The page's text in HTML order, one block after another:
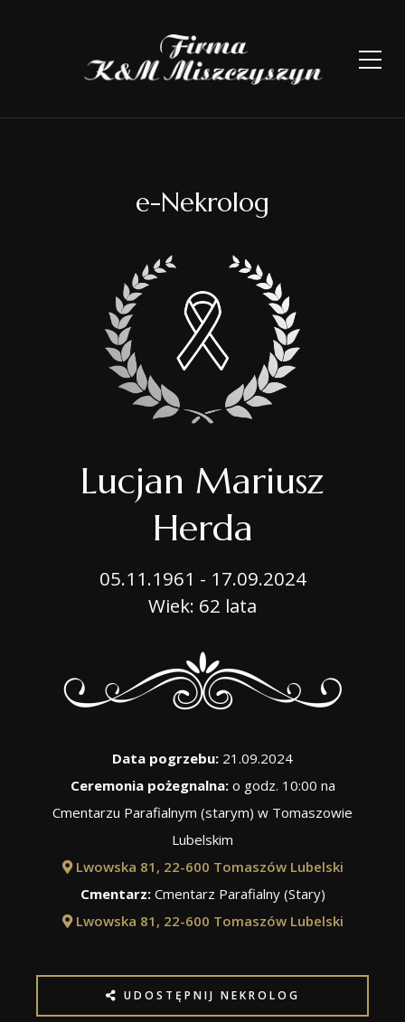
e-Nekrolog
Lucjan Mariusz
Herda
05.11.1961 - 17.09.2024
Wiek: 62 lata
Data pogrzebu: 21.09.2024
Ceremonia pożegnalna:o godz. 10:00 na
Cmentarzu Parafialnym (starym) w Tomaszowie
Lubelskim
Lwowska 81, 22-600 Tomaszów Lubelski
Cmentarz:Cmentarz Parafialny (Stary)
Lwowska 81, 22-600 Tomaszów Lubelski
UDOSTĘPNIJ NEKROLOG